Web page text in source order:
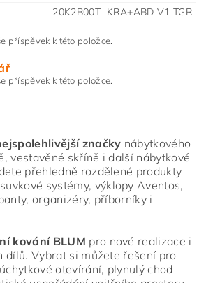
20K2B00T KRA+ABD V1 TGR
příspěvek k této položce.
příspěvek k této položce.
značky nábytkového
vestavěné skříně i další nábytkové
přehledně rozdělené produkty
systémy, výklopy Aventos,
organizéry, příborníky i
kování BLUM pro nové realizace i
dílů. Vybrat si můžete řešení pro
otevírání, plynulý chod